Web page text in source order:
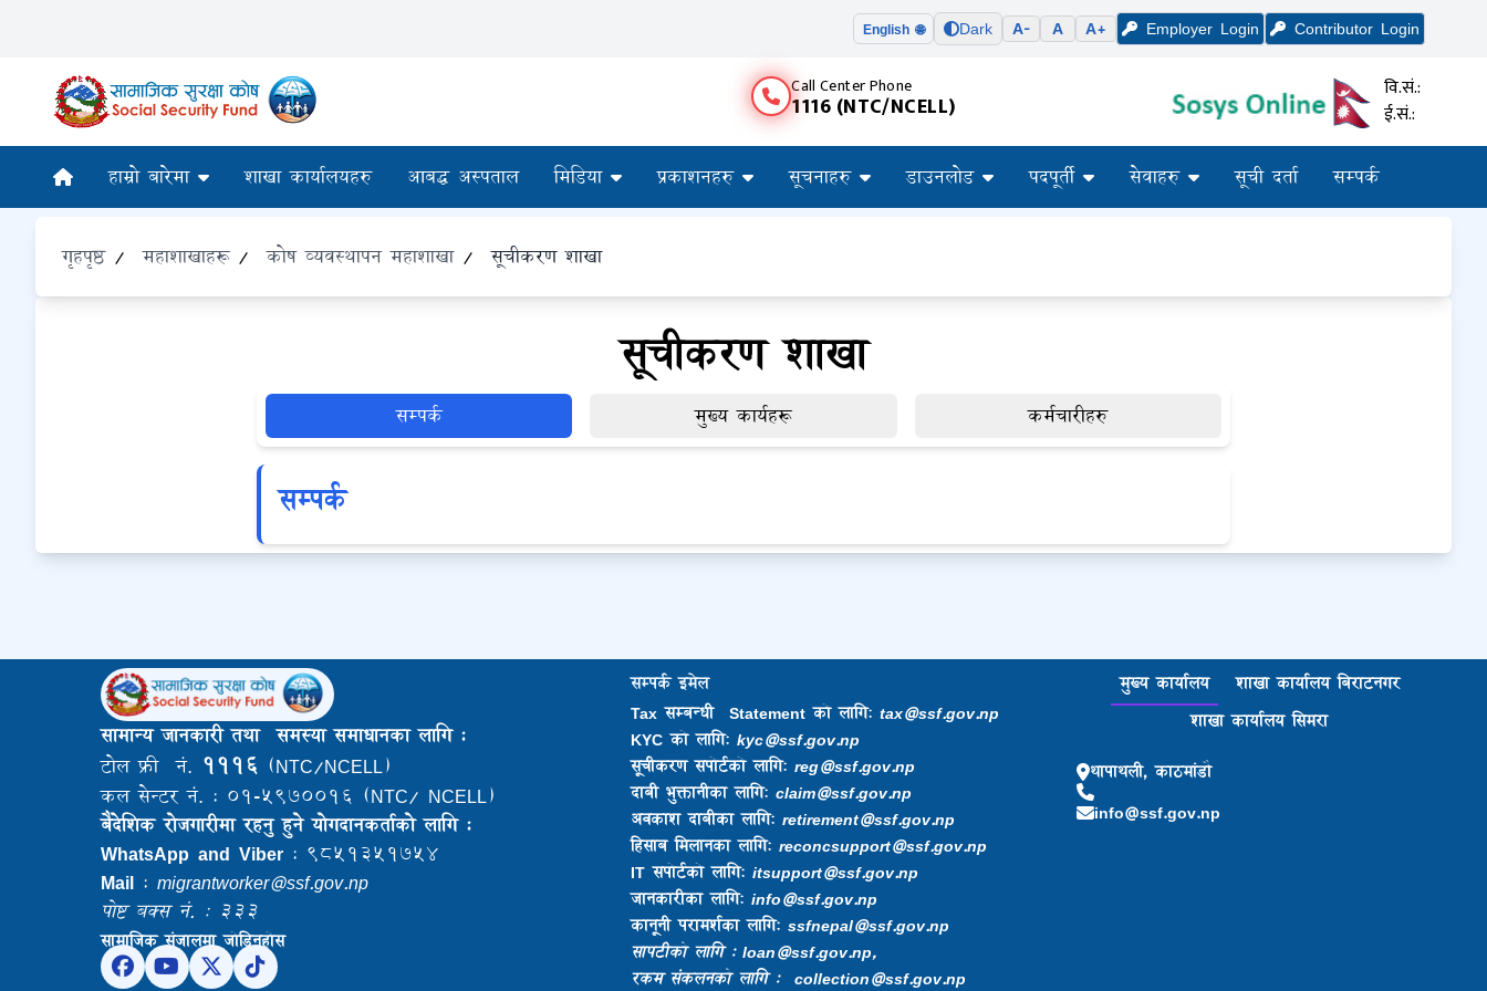
English 🌐 Dark A- A A+ Employer Login Contributor Login
Call Center Phone
1116 (NTC/NCELL)
वि.सं.:
ई.सं.:
हाम्रो बारेमा शाखा कार्यालयहरु आबद्ध अस्पताल मिडिया प्रकाशनहरु सूचनाहरु डाउनलोड पदपूर्ती सेवाहरु सूची दर्ता सम्पर्क
गृहपृष्ठ / महाशाखाहरू / कोष व्यवस्थापन महाशाखा / सूचीकरण शाखा
सूचीकरण शाखा
सम्पर्क मुख्य कार्यहरू कर्मचारीहरु
सम्पर्क
सामान्य जानकारी तथा समस्या समाधानका लागि :
टोल फ्री नं. १११६ (NTC/NCELL)
कल सेन्टर नं. : ०१-५९७००१६ (NTC/ NCELL)
बैदेशिक राेजगारीमा रहनु हुने याेगदानकर्ताकाे लागि :
WhatsApp and Viber: ९८५१३५१७५४
Mail : migrantworker@ssf.gov.np
पोष्ट बक्स नं. : ३३३
सामाजिक संजालमा जोडिनुहोस
सम्पर्क इमेल
Tax सम्बन्धी Statement को लागि: tax@ssf.gov.np
KYC को लागि: kyc@ssf.gov.np
सूचीकरण सपोर्टको लागि: reg@ssf.gov.np
दाबी भुक्तानीका लागि: claim@ssf.gov.np
अवकाश दाबीका लागि: retirement@ssf.gov.np
हिसाब मिलानका लागि: reconcsupport@ssf.gov.np
IT सपोर्टको लागि: itsupport@ssf.gov.np
जानकारीका लागि: info@ssf.gov.np​
कानूनी परामर्शका लागि: ssfnepal@ssf.gov.np​
सापटीको लागि : loan@ssf.gov.np,
रकम संकलनको लागि : collection@ssf.gov.np
मुख्य कार्यालय
शाखा कार्यालय बिराटनगर
शाखा कार्यालय सिमरा
थापाथली, काठमांडौ
info@ssf.gov.np